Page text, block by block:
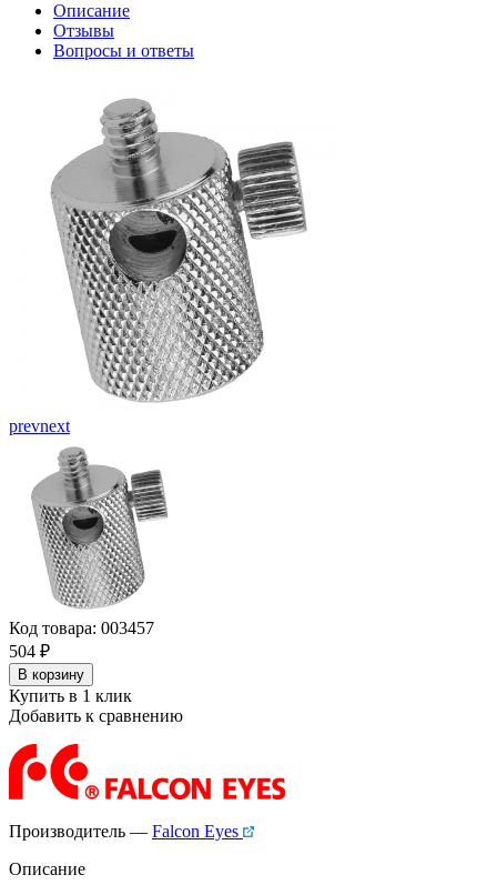
Описание
Отзывы
Вопросы и ответы
prevnext
Код товара: 003457
504 ₽
В корзину
Купить в 1 клик
Добавить к сравнению
Производитель — Falcon Eyes
Описание